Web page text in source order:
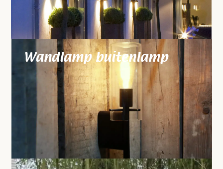
Wandlamp buitenlamp